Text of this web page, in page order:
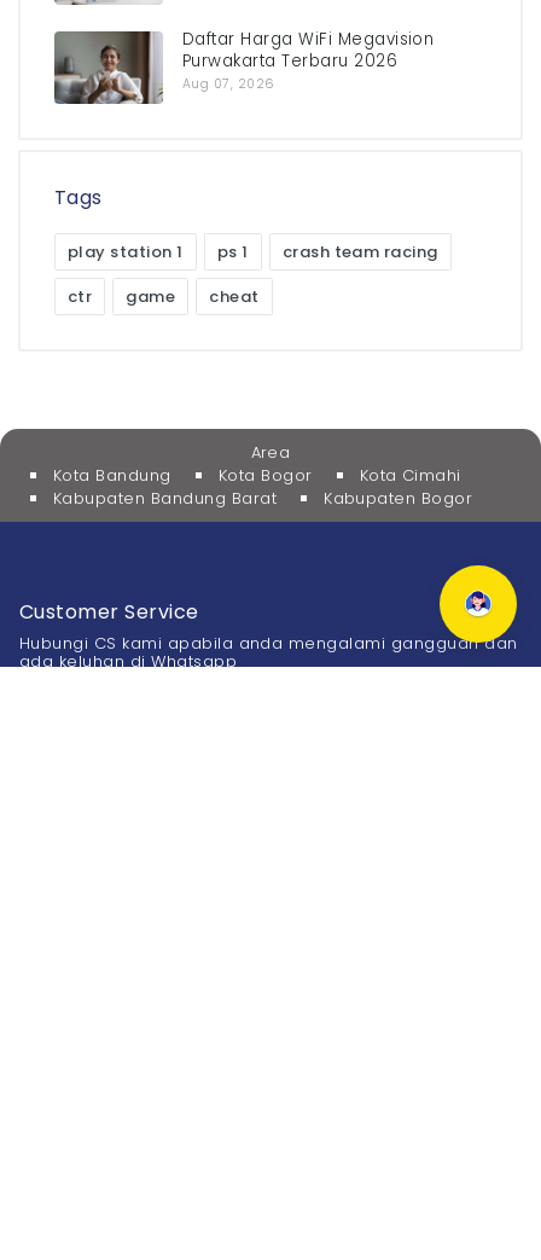
Daftar Harga WiFi Megavision
Purwakarta Terbaru 2026
Aug 07, 2026
Tags
play station 1 ps 1
crash team racing
ctr
game cheat
Area
Kota Bandung
Kota Bogor
Kota Cimahi
Kabupaten Bandung Barat
Kabupaten Bogor
Customer Service
Hubungi CS kami apabila anda mengalami gangguan dan
ada keluhan di Whatsapp